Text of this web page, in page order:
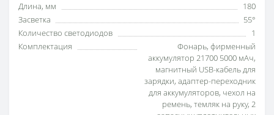
Длина, мм
180
Засветка
55°
Количество светодиодов
1
Комплектация
Фонарь, фирменный
аккумулятор 21700 5000 мАч,
магнитный USB-кабель для
зарядки, адаптер-переходник
для аккумуляторов, чехол на
ремень, темляк на руку, 2